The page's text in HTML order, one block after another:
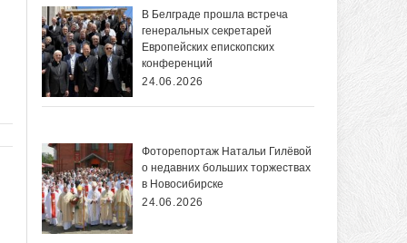
В Белграде прошла встреча
генеральных секретарей
Европейских епископских
конференций
24.06.2026
Фоторепортаж Натальи Гилёвой
о недавних больших торжествах
в Новосибирске
24.06.2026